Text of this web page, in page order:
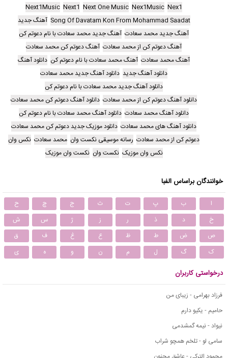
Nex1
Nex1Music
Next One Music
Next1
Next1Music
Song Of Davatam Kon From Mohammad Saadat آهنگ جدید
آهنگ جدید محمد سعادت آهنگ جدید محمد سعادت با نام دعوتم کن
آهنگ دعوتم کن از محمد سعادت آهنگ دعوتم کن محمد سعادت
آهنگ محمد سعادت آهنگ محمد سعادت با نام دعوتم کن دانلود آهنگ
دانلود آهنگ جدید دانلود آهنگ جدید محمد سعادت
دانلود آهنگ جدید محمد سعادت با نام دعوتم کن
دانلود آهنگ دعوتم کن از محمد سعادت دانلود آهنگ دعوتم کن محمد سعادت
دانلود آهنگ محمد سعادت دانلود آهنگ محمد سعادت با نام دعوتم کن
دانلود آهنگ های محمد سعادت دانلود موزیک جدید دعوتم کن محمد سعادت
دعوتم کن از محمد سعادت رسانه موسیقی نکست وان محمد سعادت نکس وان
نکس وان موزیک نکست وان نکست وان موزیک
خوانندگان براساس الفبا
ا ب پ ت ث ج چ
ح
خ
د ذ ر ز ژ س
ش
ص
ض ط ظ ع غ ف
ق
ک
گ ل م ن و ه ی
درخواستی کاربران
فرزاد بهرامی - زیبای من
حامیم - یکیو دارم
نیواد - نیمه گمشدمی
سامی لو - تلخم همچو شراب